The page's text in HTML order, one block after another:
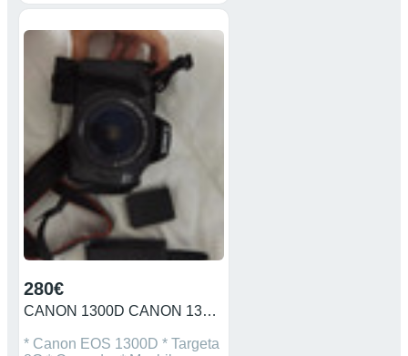
280€
CANON 1300D CANON 1300D
* Canon EOS 1300D * Targeta